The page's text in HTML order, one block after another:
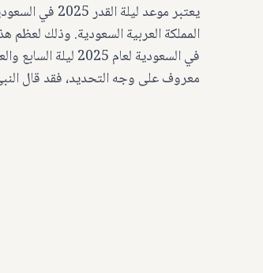
يعتبر موعد
المملكة العربية السعودية. وذلك لعظم
معروف على وجه التحديد، فقد قال